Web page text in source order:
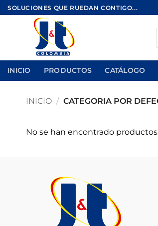
Saltar
al
contenido
SOLUCIONES QUE RUEDAN CONTIGO...
INICIO PRODUCTOS CATÁLOGO
INICIO / CATEGORIA POR
No se han encontrado